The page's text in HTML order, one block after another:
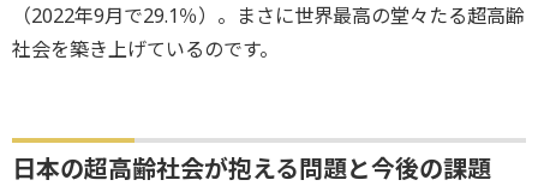
（2022年9月で29.1％）。まさに世界最高の堂々たる超高齢
社会を築き上げているのです。
日本の超高齢社会が抱える問題と今後の課題